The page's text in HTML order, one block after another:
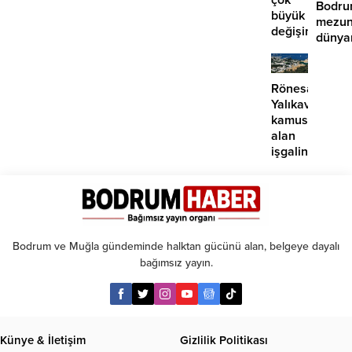
edildi
büyük
değişim:
paralı
oluyor!
Rönesans
Yalıkavak’ta
kamusal
alan
işgalini
Bodrum ve Muğla gündeminde halktan gücünü alan, belgeye dayalı
bağımsız yayın.
Künye & İletişim Gizlilik Politikası